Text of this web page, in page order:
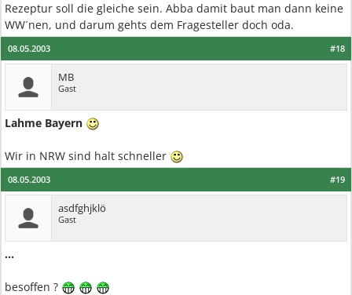
Rezeptur soll die gleiche sein. Abba damit baut man dann keine
WW´nen, und darum gehts dem Fragesteller doch oda.
#18
08.05.2003
MB
Gast
Lahme Bayern
Wir in NRW sind halt schneller
#19
08.05.2003
asdfghjklö
Gast
...
besoffen ?